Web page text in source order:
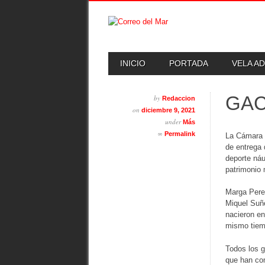
MAIN MENU
INICIO PORTADA VELA
by Redaccion
on diciembre 9, 2021
underMás
∞ Permalink
La
de entrega
deporte
patrimonio
Marga
Miquel
nacieron
mismo
Todos los
que han